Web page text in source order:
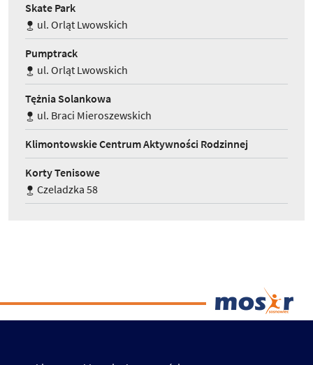
Skate Park
ul. Orląt Lwowskich
Pumptrack
ul. Orląt Lwowskich
Tężnia Solankowa
ul. Braci Mieroszewskich
Klimontowskie Centrum Aktywności Rodzinnej
Korty Tenisowe
Czeladzka 58